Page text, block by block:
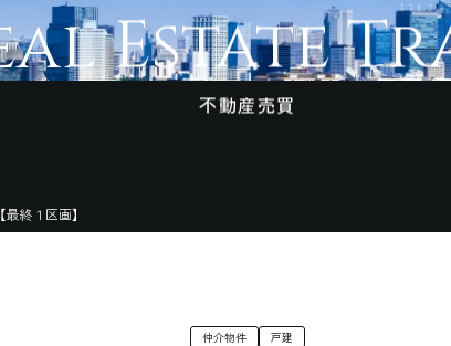
Estate
不動産売買
終１区画】
仲介物件 戸建